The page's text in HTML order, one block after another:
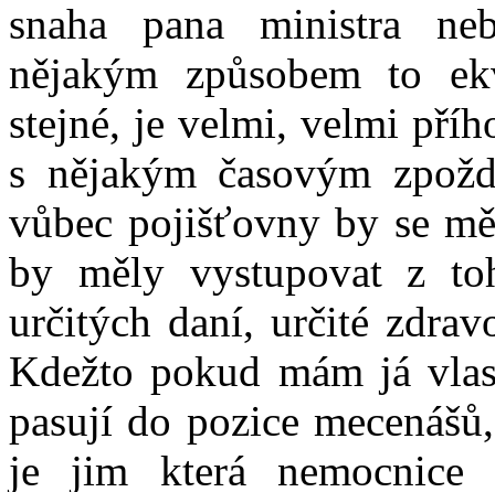
snaha pana ministra
nějakým způsobem to
stejné, je velmi, velmi
s nějakým časovým
vůbec pojišťovny by se
by měly vystupovat z
určitých daní, určité
Kdežto pokud mám já
pasují do pozice
je jim která